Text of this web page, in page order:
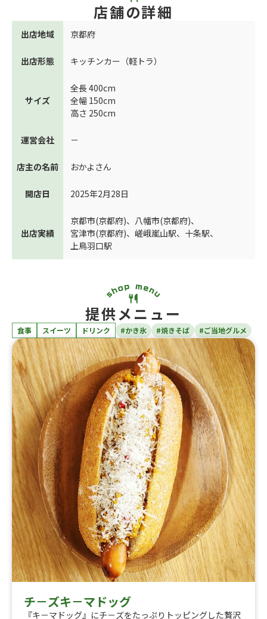
店舗の詳細
出店地域 京都府
出店形態 キッチンカー（軽トラ）
サイズ
全長 400cm
全幅 150cm
高さ 250cm
運営会社 －
店主の名前 おかよさん
開店日 2025年2月28日
出店実績
京都市(京都府)、 八幡市(京都府)、
宮津市(京都府)、 嵯峨嵐山駅、 十条駅、
上鳥羽口駅
提供メニュー
食事 スイーツ ドリンク #かき氷 #焼きそば #ご当地グルメ
チ－ズキ－マドッグ
『キ－マドッグ』にチ－ズをたっぷりトッピングした贅沢